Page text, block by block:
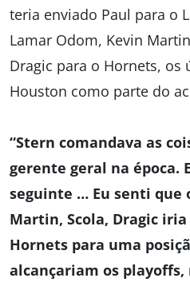
teria enviado Paul para o
Lamar Odom, Kevin
Dragic para o Hornets, os
Houston como parte do
“Stern comandava as
gerente geral na época.
seguinte … Eu senti que
Martin, Scola, Dragic
Hornets para uma
alcançariam os